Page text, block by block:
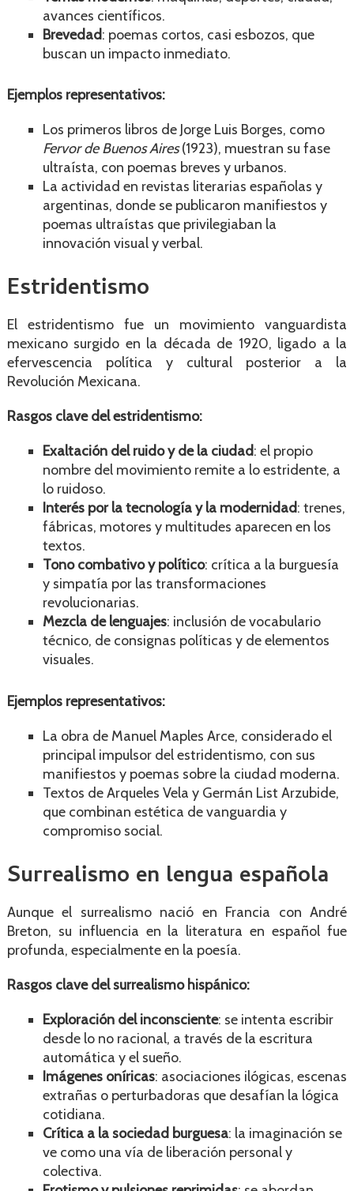
avances científicos.
Brevedad: poemas cortos, casi esbozos, que
buscan un impacto inmediato.
Ejemplos representativos:
Los primeros libros de Jorge Luis Borges, como
Fervor de Buenos Aires(1923), muestran su fase
ultraísta, con poemas breves y urbanos.
La actividad en revistas literarias españolas y
argentinas, donde se publicaron manifiestos y
poemas ultraístas que privilegiaban la
innovación visual y verbal.
Estridentismo
El estridentismo fue un movimiento vanguardista
mexicano surgido en la década de 1920, ligado a la
efervescencia política y cultural posterior a la
Revolución Mexicana.
Rasgos clave del estridentismo:
Exaltación del ruido y de la ciudad: el propio
nombre del movimiento remite a lo estridente, a
lo ruidoso.
Interés por la tecnología y la modernidad: trenes,
fábricas, motores y multitudes aparecen en los
textos.
Tono combativo y político: crítica a la burguesía
y simpatía por las transformaciones
revolucionarias.
Mezcla de lenguajes: inclusión de vocabulario
técnico, de consignas políticas y de elementos
visuales.
Ejemplos representativos:
La obra de Manuel Maples Arce, considerado el
principal impulsor del estridentismo, con sus
manifiestos y poemas sobre la ciudad moderna.
Textos de Arqueles Vela y Germán List Arzubide,
que combinan estética de vanguardia y
compromiso social.
Surrealismo en lengua española
Aunque el surrealismo nació en Francia con André
Breton, su influencia en la literatura en español fue
profunda, especialmente en la poesía.
Rasgos clave del surrealismo hispánico:
Exploración del inconsciente: se intenta escribir
desde lo no racional, a través de la escritura
automática y el sueño.
Imágenes oníricas: asociaciones ilógicas, escenas
extrañas o perturbadoras que desafían la lógica
cotidiana.
Crítica a la sociedad burguesa: la imaginación se
ve como una vía de liberación personal y
colectiva.